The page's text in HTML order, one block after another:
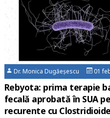
Dr. Monica Dugăeșescu 01
Rebyota: prima terapie
fecală aprobată în SUA
recurente cu